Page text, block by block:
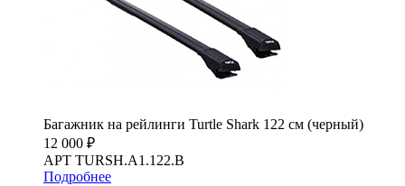
Багажник на рейлинги Turtle Shark 122 см (черный)
12 000 ₽
АРТ TURSH.A1.122.B
Подробнее